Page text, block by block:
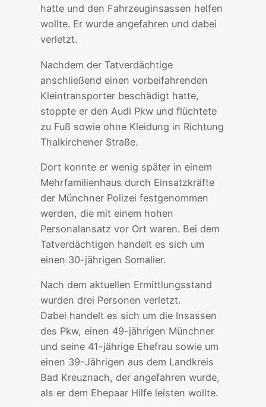
hatte und den Fahrzeuginsassen helfen
wollte. Er wurde angefahren und dabei
verletzt.
Nachdem der Tatverdächtige
anschließend einen vorbeifahrenden
Kleintransporter beschädigt hatte,
stoppte er den Audi Pkw und flüchtete
zu Fuß sowie ohne Kleidung in Richtung
Thalkirchener Straße.
Dort konnte er wenig später in einem
Mehrfamilienhaus durch Einsatzkräfte
der Münchner Polizei festgenommen
werden, die mit einem hohen
Personalansatz vor Ort waren. Bei dem
Tatverdächtigen handelt es sich um
einen 30-jährigen Somalier.
Nach dem aktuellen Ermittlungsstand
wurden drei Personen verletzt.
Dabei handelt es sich um die Insassen
des Pkw, einen 49-jährigen Münchner
und seine 41-jährige Ehefrau sowie um
einen 39-Jährigen aus dem Landkreis
Bad Kreuznach, der angefahren wurde,
als er dem Ehepaar Hilfe leisten wollte.